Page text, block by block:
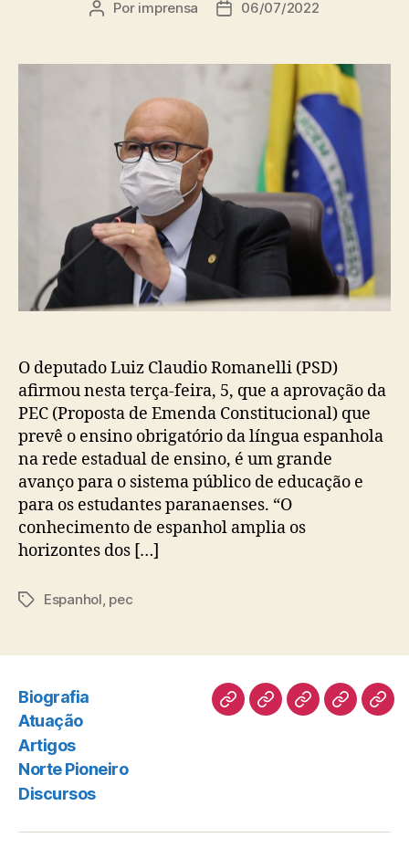
Autor
Por imprensa
Data06/07/2022
O deputado Luiz Claudio Romanelli (PSD)
afirmou nesta terça-feira, 5, que a aprovação da
PEC (Proposta de Emenda Constitucional) que
prevê o ensino obrigatório da língua espanhola
na rede estadual de ensino, é um grande
avanço para o sistema público de educação e
para os estudantes paranaenses. “O
conhecimento de espanhol amplia os
horizontes dos […]
TagsEspanhol, pec
Biografia
Atuação
Artigos
Norte Pioneiro
Discursos
BiografiaAtuaçãoArtigosNorte